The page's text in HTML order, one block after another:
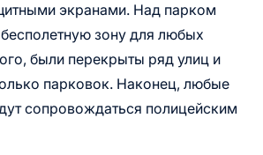
экранами. Над парком
зону для любых
были перекрыты ряд улиц и
парковок. Наконец, любые
сопровождаться полицейским